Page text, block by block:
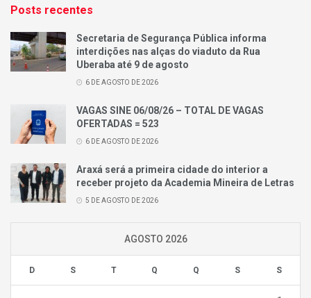
Posts recentes
Secretaria de Segurança Pública informa
interdições nas alças do viaduto da Rua
Uberaba até 9 de agosto
6 DE AGOSTO DE 2026
VAGAS SINE 06/08/26 – TOTAL DE VAGAS
OFERTADAS = 523
6 DE AGOSTO DE 2026
Araxá será a primeira cidade do interior a
receber projeto da Academia Mineira de Letras
5 DE AGOSTO DE 2026
AGOSTO 2026
D S T Q Q S S